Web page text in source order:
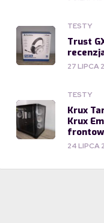
TESTY
Trust
27 LIPCA
TESTY
Krux
Krux
24 LIPCA